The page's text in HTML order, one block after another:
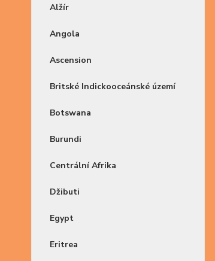
Alžír
Angola
Ascension
Britské Indickooceánské území
Botswana
Burundi
Centrální Afrika
Džibuti
Egypt
Eritrea